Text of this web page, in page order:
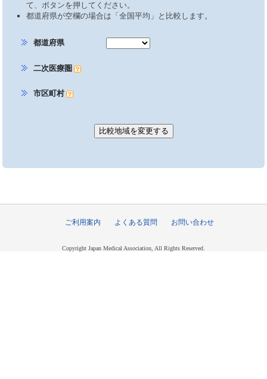
て、ボタンを押してください。
都道府県が空欄の場合は「全国平均」と比較します。
都道府県
二次医療圏
市区町村
ご利用案内 よくある質問 お問い合わせ
Copyright Japan Medical Association, All Rights Reserved.